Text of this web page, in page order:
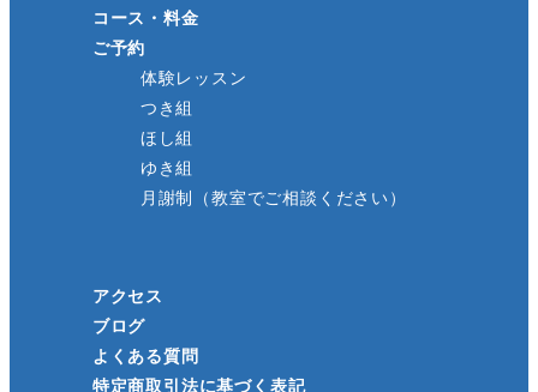
コース・料金
ご予約
体験レッスン
つき組
ほし組
ゆき組
月謝制（教室でご相談ください）
アクセス
ブログ
よくある質問
特定商取引法に基づく表記